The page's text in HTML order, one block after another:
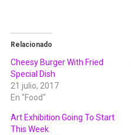
Relacionado
Cheesy Burger With Fried
Special Dish
21 julio, 2017
En "Food"
Art Exhibition Going To Start
This Week